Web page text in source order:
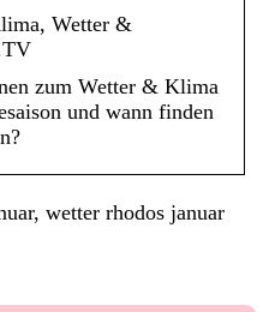
Wetter &
zum Wetter & Klima
und wann finden
wetter rhodos januar